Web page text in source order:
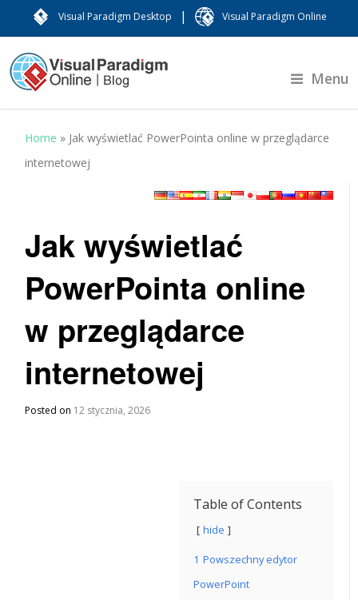
Visual Paradigm Desktop | Visual Paradigm Online
Menu
Home » Jak wyświetlać PowerPointa online w przeglądarce
internetowej
Jak wyświetlać
PowerPointa online
w przeglądarce
internetowej
Posted on 12 stycznia, 2026
Table of Contents
hide
1 Powszechny edytor
PowerPoint